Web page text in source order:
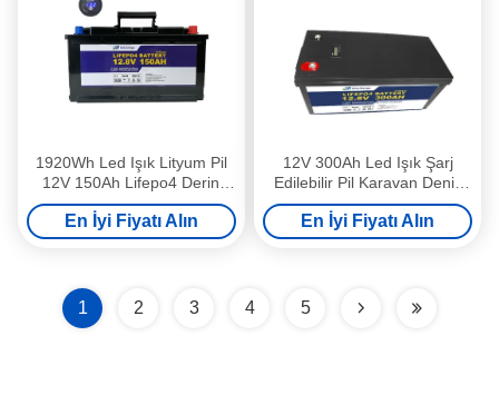
1920Wh Led Işık Lityum Pil
12V 150Ah Lifepo4 Derin
Döngü Pil
En İyi Fiyatı Alın
12V 300Ah Led Işık Şarj
Edilebilir Pil Karavan Deniz
Lityum Pil
En İyi Fiyatı Alın
1 2 3 4 5